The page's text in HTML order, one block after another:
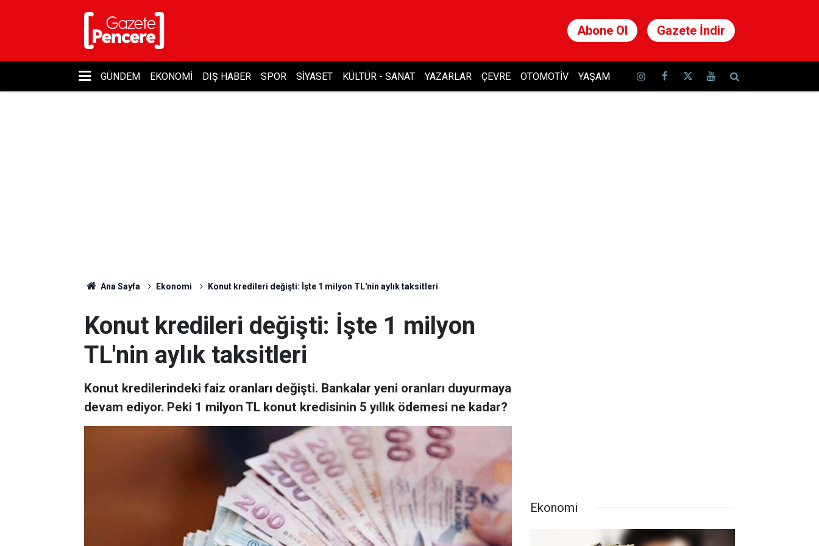
Abone Ol Gazete İndir
GÜNDEM EKONOMI DIŞ HABER SPOR SIYASET KÜLTÜR - SANAT YAZARLAR ÇEVRE OTOMOTIV YAŞAM
Ana Sayfa Ekonomi Konut kredileri değişti: İşte 1 milyon TL'nin aylık taksitleri
Konut kredileri değişti: İşte 1 milyon
TL'nin aylık taksitleri
Konut kredilerindeki faiz oranları değişti. Bankalar yeni oranları duyurmaya
devam ediyor. Peki 1 milyon TL konut kredisinin 5 yıllık ödemesi ne kadar?
Ekonomi